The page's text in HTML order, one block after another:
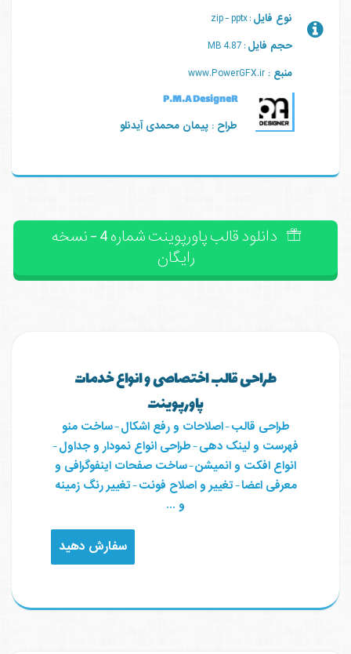
نوع فایل : zip - pptx
حجم فایل : 4.87 MB
منبع : www.PowerGFX.ir
P.M.A DesigneR
طراح : پیمان محمدی آیدنلو
دانلود قالب پاورپوینت شماره 4 - نسخه
رایگان
طراحی قالب اختصاصی و انواع خدمات
پاورپوینت
طراحی قالب-اصلاحات و رفع اشکال-ساخت منو
فهرست و لینک دهی-طراحی انواع نمودار و جداول-
انواع افکت و انمیشن-ساخت صفحات اینفوگرافی و
معرفی اعضا-تغییر و اصلاح فونت-تغییر رنگ زمینه
و ...
سفارش دهید